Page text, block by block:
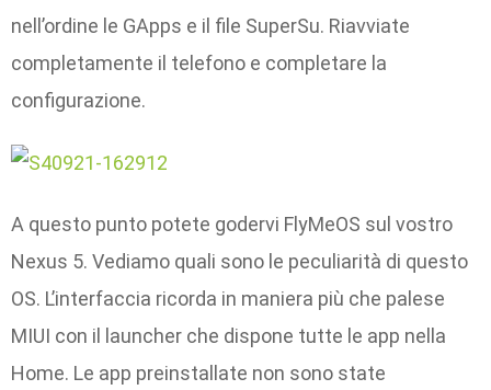
nell’ordine le GApps e il file SuperSu. Riavviate
completamente il telefono e completare la
configurazione.
A questo punto potete godervi FlyMeOS sul vostro
Nexus 5. Vediamo quali sono le peculiarità di questo
OS. L’interfaccia ricorda in maniera più che palese
MIUI con il launcher che dispone tutte le app nella
Home. Le app preinstallate non sono state